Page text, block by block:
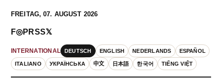
FREITAG, 07. AUGUST 2026
INTERNATIONAL DEUTSCH ENGLISH NEDERLANDS ESPAÑOL
ITALIANO УКРАЇНСЬКА 中文 日本語 한국어 TIẾNG VIỆT
F◎PRSS𝕏